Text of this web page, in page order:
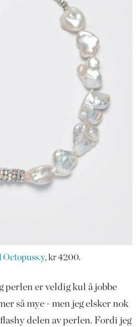
Octopuss.y, kr 4200.
perlen er veldig kul å jobbe
så mye - men jeg elsker nok
delen av perlen. Fordi jeg